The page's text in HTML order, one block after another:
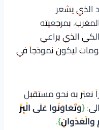
الذي يشعر
بمرجعيته
الذي يراعي
ليكون نموذجاً في
نعبُر به نحو مستقبل
{وَتَعَاوَنُوا عَلَى الْبِرِّ
وَالْعُدْوَانِ}.